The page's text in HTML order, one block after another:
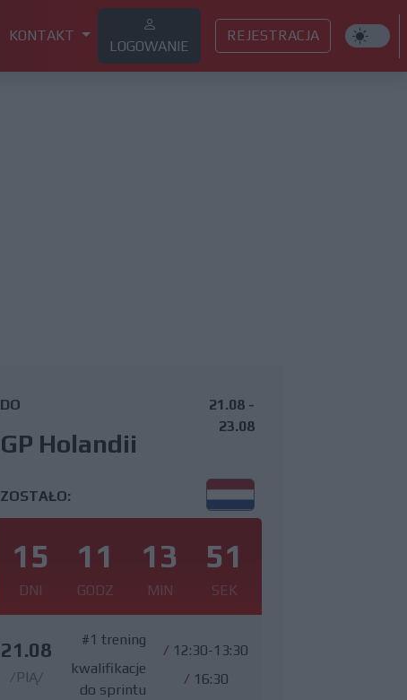
KONTAKT
LOGOWANIE
REJESTRACJA
DO
GP Holandii
21.08 -
23.08
ZOSTAŁO:
15
DNI
11
GODZ
13
MIN
49
SEK
21.08
/PIĄ/
#1 trening
kwalifikacje
do sprintu
/ 12:30-13:30
/ 16:30